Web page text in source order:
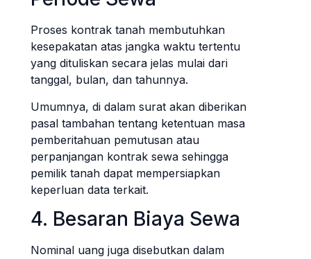
Proses kontrak tanah membutuhkan
kesepakatan atas jangka waktu tertentu
yang dituliskan secara jelas mulai dari
tanggal, bulan, dan tahunnya.
Umumnya, di dalam surat akan diberikan
pasal tambahan tentang ketentuan masa
pemberitahuan pemutusan atau
perpanjangan kontrak sewa sehingga
pemilik tanah dapat mempersiapkan
keperluan data terkait.
4. Besaran Biaya Sewa
Nominal uang juga disebutkan dalam